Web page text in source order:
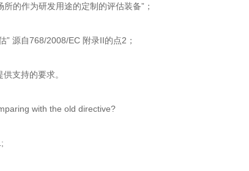
的作为研发用途的定制的评估装备”；
源自768/2008/EC 附录II的点2；
支持的要求。
with the old directive?